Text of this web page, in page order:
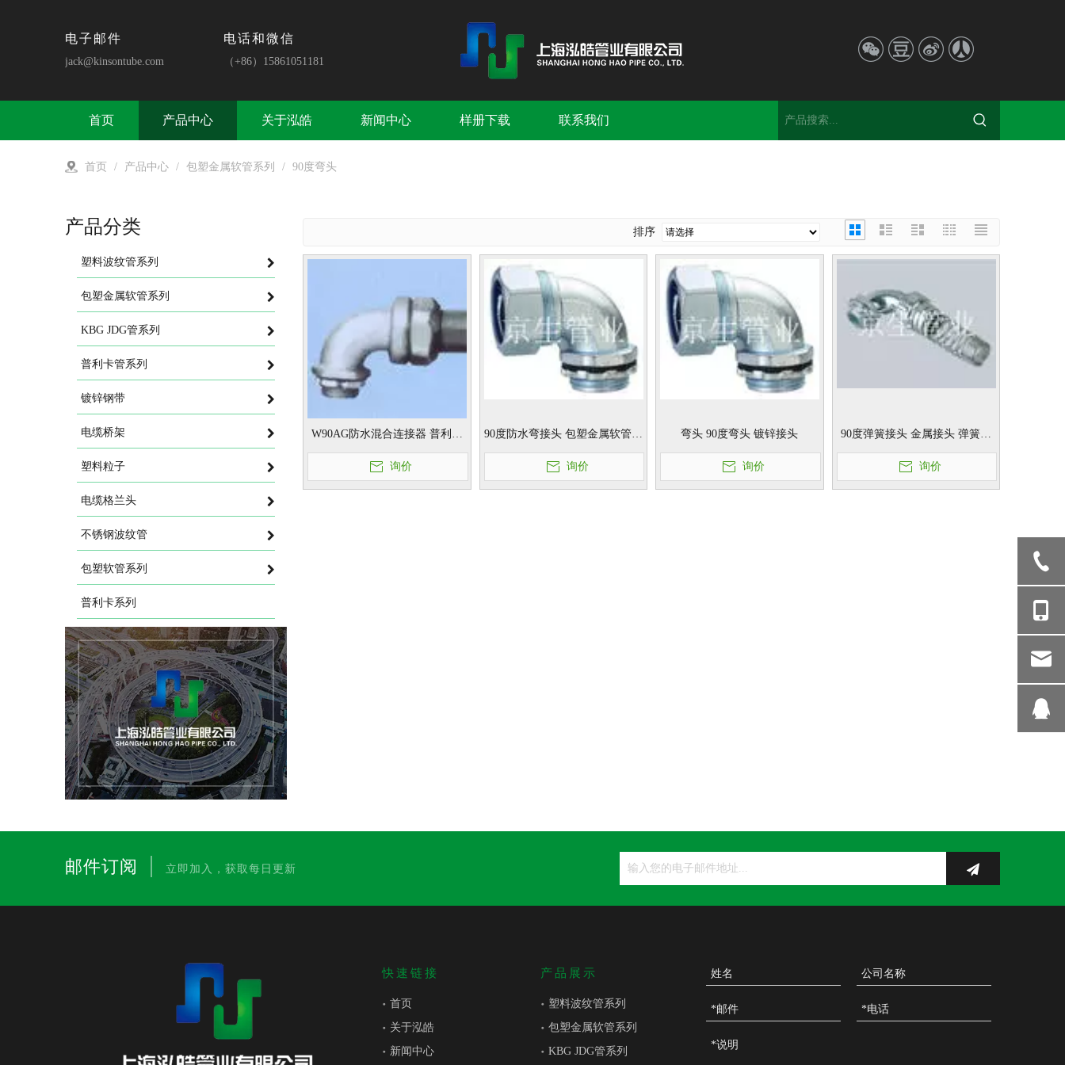
电子邮件
jack@kinsontube.com
电话和微信
（+86）15861051181
首页 产品中心 关于泓皓 新闻中心 样册下载 联系我们
首页 / 产品中心 / 包塑金属软管系列 / 90度弯头
产品分类
塑料波纹管系列
包塑金属软管系列
KBG JDG管系列
普利卡管系列
镀锌钢带
电缆桥架
塑料粒子
电缆格兰头
不锈钢波纹管
包塑软管系列
普利卡系列
排序
W90AG防水混合连接器 普利卡
询价
90度防水弯接头 包塑金属软管90
询价
弯头 90度弯头 镀锌接头
询价
90度弹簧接头 金属接头 弹簧接
询价
邮件订阅 | 立即加入，获取每日更新
快速链接
首页
关于泓皓
新闻中心
产品展示
塑料波纹管系列
包塑金属软管系列
KBG JDG管系列